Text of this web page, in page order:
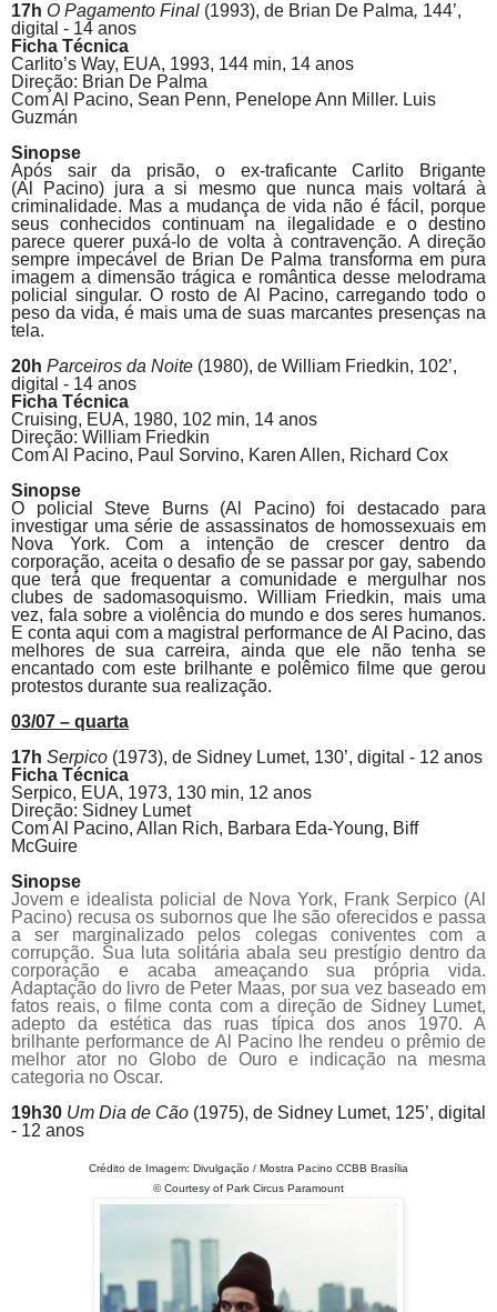
17h O Pagamento Final (1993), de Brian De Palma, 144’,
digital - 14 anos
Ficha Técnica
Carlito’s Way, EUA, 1993, 144 min, 14 anos
Direção: Brian De Palma
Com Al Pacino, Sean Penn, Penelope Ann Miller. Luis
Guzmán
Sinopse
Após sair da prisão, o ex-traficante Carlito Brigante
(Al
Pacino) jura a si mesmo que nunca mais voltará à
criminalidade. Mas a mudança de vida não é fácil, porque
seus conhecidos continuam na ilegalidade e o destino
parece querer puxá-lo de volta à contravenção. A direção
sempre impecável de Brian De Palma transforma em pura
imagem a dimensão trágica e romântica desse melodrama
policial singular. O rosto de Al
Pacino, carregando todo o
peso da vida, é mais uma de suas marcantes presenças na
tela.
20h Parceiros da Noite (1980), de William Friedkin, 102’,
digital - 14 anos
Ficha Técnica
Cruising, EUA, 1980, 102 min, 14 anos
Direção: William Friedkin
Com Al Pacino, Paul Sorvino, Karen Allen, Richard Cox
Sinopse
O policial Steve Burns (Al
Pacino) foi destacado para
investigar uma série de assassinatos de homossexuais em
Nova York. Com a intenção de crescer dentro da
corporação, aceita o desafio de se passar por gay, sabendo
que terá que frequentar a comunidade e mergulhar nos
clubes de sadomasoquismo. William Friedkin, mais uma
vez, fala sobre a violência do mundo e dos seres humanos.
E conta aqui com a magistral performance de Al Pacino, das
melhores de sua carreira, ainda que ele não tenha se
encantado com este brilhante e polêmico filme que gerou
protestos durante sua realização.
03/07 – quarta
17h Serpico (1973), de Sidney Lumet, 130’, digital - 12 anos
Ficha Técnica
Serpico, EUA, 1973, 130 min, 12 anos
Direção: Sidney Lumet
Com Al Pacino, Allan Rich, Barbara Eda-Young, Biff
McGuire
Sinopse
Jovem e idealista policial de Nova York, Frank Serpico (Al
Pacino) recusa os subornos que lhe são oferecidos e passa
a ser marginalizado pelos colegas coniventes com a
corrupção. Sua luta solitária abala seu prestígio dentro da
corporação e acaba ameaçando sua própria vida.
Adaptação do livro de Peter Maas, por sua vez baseado em
fatos reais, o filme conta com a direção de Sidney Lumet,
adepto da estética das ruas típica dos anos 1970. A
brilhante performance de Al Pacino lhe rendeu o prêmio de
melhor ator no Globo de Ouro e indicação na mesma
categoria no Oscar.
19h30 Um Dia de Cão (1975), de Sidney Lumet, 125’, digital
- 12 anos
Crédito de Imagem: Divulgação / Mostra Pacino CCBB Brasília
©Courtesy of Park Circus Paramount